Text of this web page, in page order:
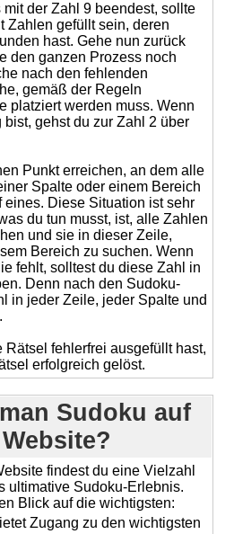
der Zahl 9 beendest, sollte
Zahlen gefüllt sein, deren
hast. Gehe nun zurück
den ganzen Prozess noch
nach den fehlenden
gemäß der Regeln
platziert werden muss. Wenn
gehst du zur Zahl 2 über
Punkt erreichen, an dem alle
Spalte oder einem Bereich
Diese Situation ist sehr
du tun musst, ist, alle Zahlen
und sie in dieser Zeile,
Bereich zu suchen. Wenn
fehlt, solltest du diese Zahl in
Denn nach den Sudoku-
in jeder Zeile, jeder Spalte und
Rätsel fehlerfrei ausgefüllt hast,
erfolgreich gelöst.
Sudoku auf
findest du eine Vielzahl
ultimative Sudoku-Erlebnis.
Blick auf die wichtigsten:
Zugang zu den wichtigsten